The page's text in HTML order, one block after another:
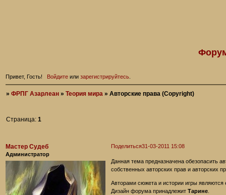
Привет, Гость! Войдитеили зарегистрируйтесь.
»ФРПГ Азарлеан »Теория мира »Авторские права (Copyright)
Страница:1
Поделиться31-03-2011 15:08
Мастер Судеб
Администратор
Данная тема предназначена обезопасить
собственных авторских прав и авторских
Авторами сюжета и истории игры
Дизайн форума принадлежитТарине